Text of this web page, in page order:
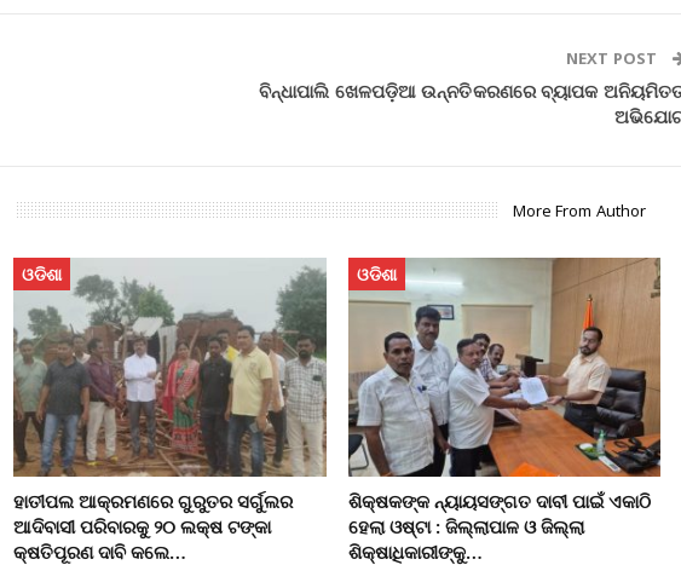
NEXT POST
ବିନ୍ଧାପାଲି ଖେଳପଡ଼ିଆ ଉନ୍ନତିକରଣରେ ବ୍ୟାପକ
More From Author
ଓଡିଶା
ହାତୀପଲ ଆକ୍ରମଣରେ ଗୁରୁତର ସର୍ଗୁଲର
ଆଦିବାସୀ ପରିବାରକୁ ୨୦ ଲକ୍ଷ ଟଙ୍କା
କ୍ଷତିପୂରଣ ଦାବି କଲେ…
ଓଡିଶା
ଶିକ୍ଷକଙ୍କ ନ୍ୟାୟସଙ୍ଗତ ଦାବୀ ପାଇଁ ଏକାଠି
ହେଲା ଓଷ୍ଟା : ଜିଲ୍ଲାପାଳ ଓ ଜିଲ୍ଲା
ଶିକ୍ଷାଧିକାରୀଙ୍କୁ…